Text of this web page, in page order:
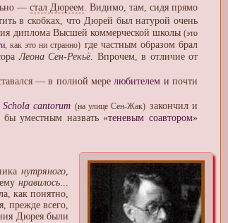
— стал Дюреем . Видимо, там, сидя прямо
в скобках, что Дюрей был натурой очень
диплома Высшей коммерческой школы(это
, как это ни странно) где частным образом брал
Леона Сен-Рекьё. Впрочем, в отличие от
— в полной мерелюбителем и почти
Schola cantorum (на улице Сен-Жак) закончил и
уместным назвать «теневым соавтором»
нутряного,
емунравилось...
как понятно,
прежде всего,
Дюрея были